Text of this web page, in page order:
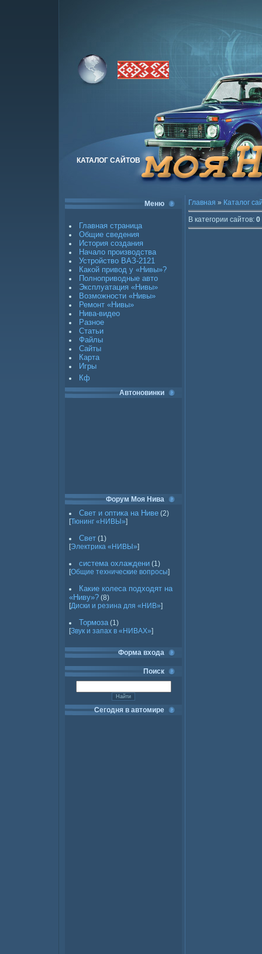
КАТАЛОГ САЙТОВ
Меню
Главная страница
Общие сведения
История создания
Начало производства
Устройство ВАЗ-2121
Какой привод у «Нивы»?
Полноприводные авто
Эксплуатация «Нивы»
Возможности «Нивы»
Ремонт «Нивы»
Нива-видео
Разное
Статьи
Файлы
Сайты
Карта
Игры
Кф
Автоновинки
Форум Моя Нива
Свет и оптика на Ниве (2)
[Тюнинг «НИВЫ»]
Свет (1)
[Электрика «НИВЫ»]
система охлаждени (1)
[Общие технические вопросы]
Какие колеса подходят на
«Ниву»? (8)
[Диски и резина для «НИВ»]
Тормоза (1)
[Звук и запах в «НИВАХ»]
Форма входа
Поиск
Сегодня в автомире
Главная » Каталог
В категории сайтов: 0